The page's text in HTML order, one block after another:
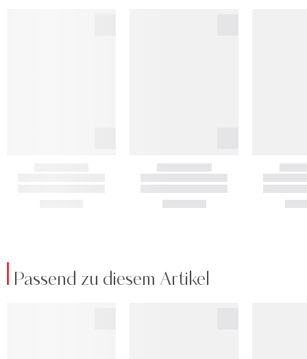
Passend zu diesem Artikel